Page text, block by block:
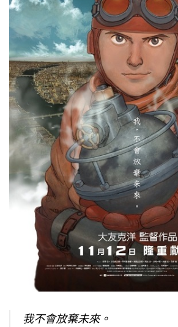
我不會放棄未來。